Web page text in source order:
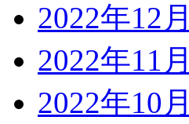
2022年12月
2022年11月
2022年10月